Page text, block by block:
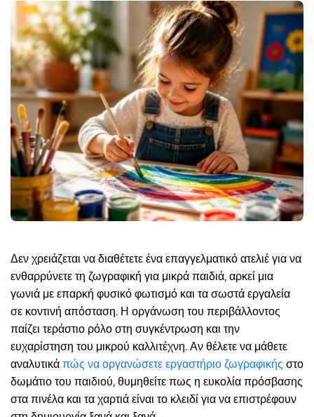
Δεν χρειάζεται να διαθέτετε ένα επαγγελματικό ατελιέ για να
ενθαρρύνετε τη ζωγραφική για μικρά παιδιά, αρκεί μια
γωνιά με επαρκή φυσικό φωτισμό και τα σωστά εργαλεία
σε κοντινή απόσταση. Η οργάνωση του περιβάλλοντος
παίζει τεράστιο ρόλο στη συγκέντρωση και την
ευχαρίστηση του μικρού καλλιτέχνη. Αν θέλετε να μάθετε
αναλυτικά πώς να οργανώσετε εργαστήριο ζωγραφικής στο
δωμάτιο του παιδιού, θυμηθείτε πως η ευκολία πρόσβασης
στα πινέλα και τα χαρτιά είναι το κλειδί για να επιστρέφουν